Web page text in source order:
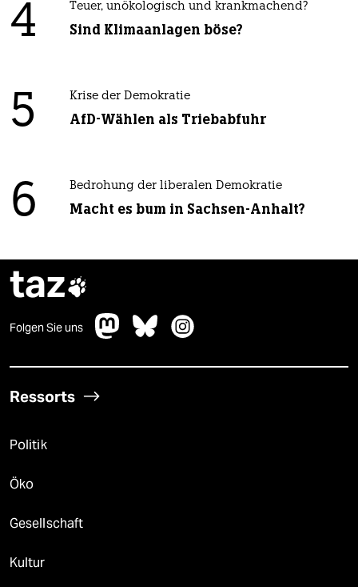
4 Teuer, unökologisch und krankmachend?
Sind Klimaanlagen böse?
5 Krise der Demokratie
AfD-Wählen als Triebabfuhr
6 Bedrohung der liberalen Demokratie
Macht es bum in Sachsen-Anhalt?
taz
Folgen Sie uns
Ressorts
Politik
Öko
Gesellschaft
Kultur